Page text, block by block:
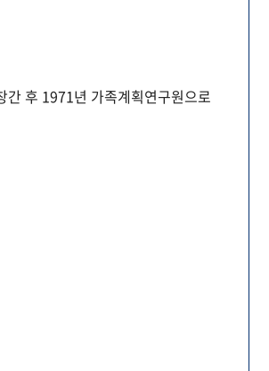
간 후 1971년 가족계획연구원으로